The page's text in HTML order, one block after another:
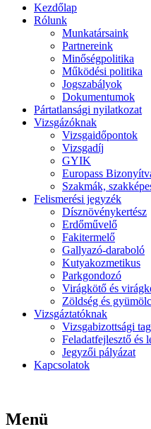
Kezdőlap
Rólunk
Munkatársaink
Partnereink
Minőségpolitika
Működési politika
Jogszabályok
Dokumentumok
Pártatlansági nyilatkozat
Vizsgázóknak
Vizsgaidőpontok
Vizsgadíj
GYIK
Europass
Szakmák,
Felismerési jegyzék
Dísznövénykertész
Erdőművelő
Fakitermelő
Gallyazó-daraboló
Kutyakozmetikus
Parkgondozó
Virágkötő és
Zöldség és
Vizsgáztatóknak
Vizsgabizottsági
Feladatfejlesztő és
Jegyzői pályázat
Kapcsolatok
Menü